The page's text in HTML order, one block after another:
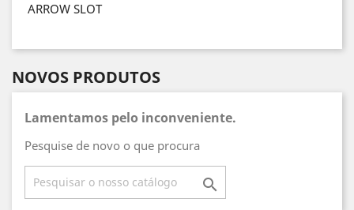
ARROW SLOT
NOVOS PRODUTOS
Lamentamos pelo inconveniente.
Pesquise de novo o que procura
